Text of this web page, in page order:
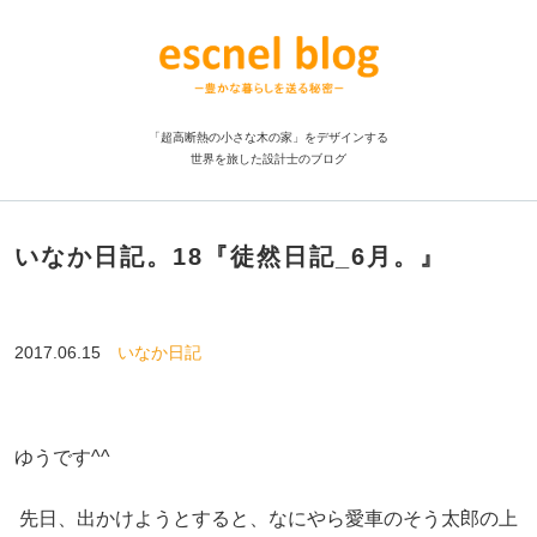
「超高断熱の小さな木の家」をデザインする
世界を旅した設計士のブログ
いなか日記。18『徒然日記_6月。』
2017.06.15 いなか日記
ゆうです^^
先日、出かけようとすると、なにやら愛車のそう太郎の上